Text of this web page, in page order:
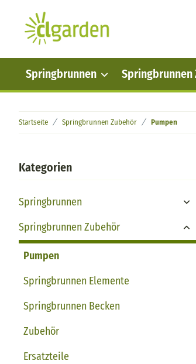
Springbrunnen Springbrunnen
Startseite Springbrunnen Zubehör Pumpen
Kategorien
Springbrunnen
Springbrunnen Zubehör
Pumpen
Springbrunnen Elemente
Springbrunnen Becken
Zubehör
Ersatzteile